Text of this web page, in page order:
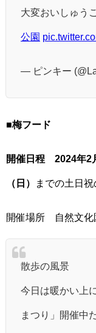
大変おいしゅう
公園
— ピンキー
■梅フード
開催日程 2024年2
（日） までの土日祝
開催場所 自然文
散歩の風景
今日は暖かい上
まつり」開催中